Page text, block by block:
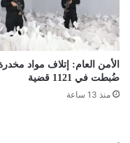
الأمن العام: إتلاف مواد
ضُبطت في 1121 قضية
منذ 13 ساعة